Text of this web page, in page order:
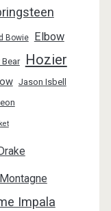
Bowie Elbow
Hozier
Jason Isbell
Impala